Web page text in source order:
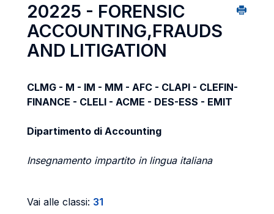
20225 - FORENSIC
ACCOUNTING,FRAUDS
AND LITIGATION
CLMG - M - IM - MM - AFC - CLAPI - CLEFIN-
FINANCE - CLELI - ACME - DES-ESS - EMIT
Dipartimento di Accounting
Insegnamento impartito in lingua italiana
Vai alle classi: 31